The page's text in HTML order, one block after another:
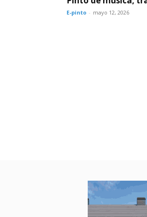
E-pinto - mayo 12, 2026